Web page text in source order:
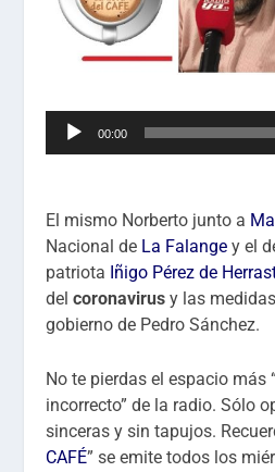
Reproductor
00:00
El mismo Norberto junto a
Nacional de La Falange y el
patriota Iñigo Pérez de
delcoronavirus y las
gobierno de Pedro Sánchez.
No te pierdas el espacio más
incorrecto” de la radio. Sólo
sinceras y sin tapujos.
CAFÉ” se emite todos los